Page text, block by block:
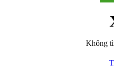
Không